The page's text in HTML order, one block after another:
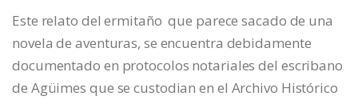
Este relato del ermitaño que parece sacado de una
novela de aventuras, se encuentra debidamente
documentado en protocolos notariales del escribano
de Agüimes que se custodian en el Archivo Histórico